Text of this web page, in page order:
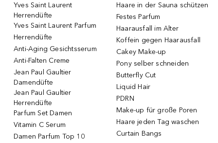
Yves Saint Laurent
Herrendüfte
Yves Saint Laurent Parfum
Herrendüfte
Anti-Aging Gesichtsserum
Anti-Falten Creme
Jean Paul Gaultier
Damendüfte
Jean Paul Gaultier
Herrendüfte
Parfum Set Damen
Vitamin C Serum
Damen Parfum Top 10
Haare in der Sauna schützen
Festes Parfum
Haarausfall im Alter
Koffein gegen Haarausfall
Cakey Make-up
Pony selber schneiden
Butterfly Cut
Liquid Hair
PDRN
Make-up für große Poren
Haare jeden Tag waschen
Curtain Bangs